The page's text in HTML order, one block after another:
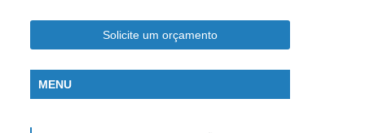
Cama Hospitalar com Controle
Cama Hospitalar Infantil
para Casa
Cama Hospitalar Simples
Articulada Ortopédica
Solicite um orçamento
MENU